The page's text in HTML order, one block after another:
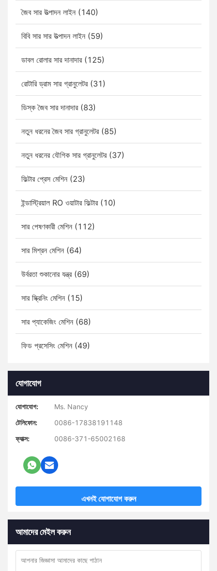
জৈব সার উত্পাদন লাইন (140)
বিবি সার সার উত্পাদন লাইন (59)
ডাবল রোলার সার দানাদার (125)
রোটারি ড্রাম সার গ্রানুলেটর (31)
ডিস্ক জৈব সার দানাদার (83)
নতুন ধরনের জৈব সার গ্রানুলেটর (85)
নতুন ধরনের যৌগিক সার গ্রানুলেটর (37)
ফিল্টার প্রেস মেশিন (23)
ইন্ডাস্ট্রিয়াল RO ওয়াটার ফিল্টার (10)
সার পেষণকারী মেশিন (112)
সার মিশ্রন মেশিন (64)
উর্বরতা শুকানোর যন্ত্র (69)
সার স্ক্রিনিং মেশিন (15)
সার প্যাকেজিং মেশিন (68)
ফিড প্রসেসিং মেশিন (49)
যোগাযোগ
যোগাযোগ:
Ms. Nancy
টেলিফোন:
0086-17838191148
ফ্যাক্স:
0086-371-65002168
এখনই যোগাযোগ করুন
আমাদের মেইল করুন